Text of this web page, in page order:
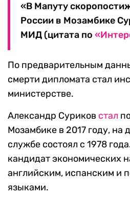
«В Мапуту
России в Мозамбике
МИД (цитата по
По предварительным
смерти дипломата стал
министерстве.
Александр Суриков стал
Мозамбике в 2017 году, на
службе состоял с 1978
кандидат экономических
английским, испанским и
языками.